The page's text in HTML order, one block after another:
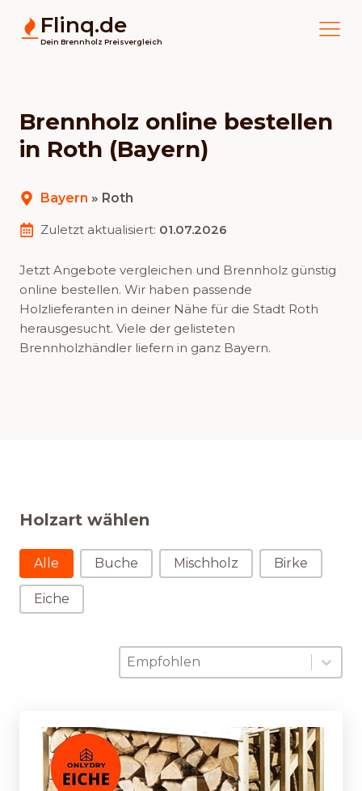
Flinq.de
Dein Brennholz Preisvergleich
Brennholz online bestellen
in Roth (Bayern)
Bayern » Roth
Zuletzt aktualisiert: 01.07.2026
Jetzt Angebote vergleichen und Brennholz günstig
online bestellen. Wir haben passende
Holzlieferanten in deiner Nähe für die Stadt Roth
herausgesucht. Viele der gelisteten
Brennholzhändler liefern in ganz Bayern.
Holzart wählen
Holzart wählen
Alle Buche Mischholz Birke
Eiche
Sortierung
Sort content
Sort content